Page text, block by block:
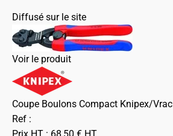
Diffusé sur le site
Voir le produit
Coupe Boulons Compact Knipex/Vrac
Ref :